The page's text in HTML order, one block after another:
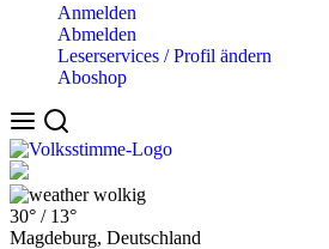
Anmelden
Abmelden
Leserservices / Profil ändern
Aboshop
wolkig
30° / 13°
Magdeburg, Deutschland